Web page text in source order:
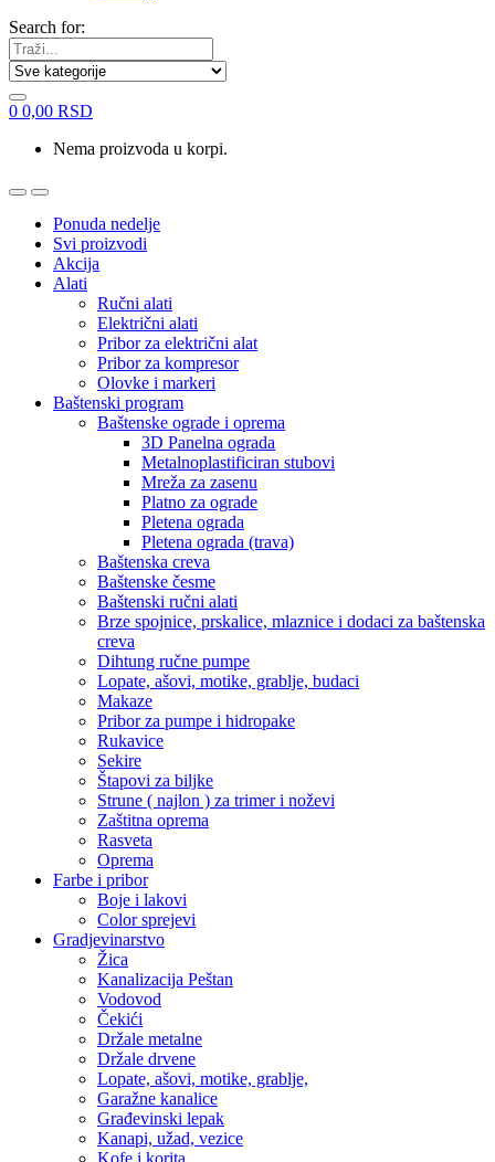
Search for:
0 0,00 RSD
Nema proizvoda u korpi.
Ponuda nedelje
Svi proizvodi
Akcija
Alati
Ručni alati
Električni alati
Pribor za električni alat
Pribor za kompresor
Olovke i markeri
Baštenski program
Baštenske ograde i oprema
3D Panelna ograda
Metalnoplastificiran stubovi
Mreža za zasenu
Platno za ograde
Pletena ograda
Pletena ograda (trava)
Baštenska creva
Baštenske česme
Baštenski ručni alati
Brze spojnice, prskalice, mlaznice i dodaci za baštenska
creva
Dihtung ručne pumpe
Lopate, ašovi, motike, grablje, budaci
Makaze
Pribor za pumpe i hidropake
Rukavice
Sekire
Štapovi za biljke
Strune ( najlon ) za trimer i noževi
Zaštitna oprema
Rasveta
Oprema
Farbe i pribor
Boje i lakovi
Color sprejevi
Gradjevinarstvo
Žica
Kanalizacija Peštan
Vodovod
Čekići
Držale metalne
Držale drvene
Lopate, ašovi, motike, grablje,
Garažne kanalice
Građevinski lepak
Kanapi, užad, vezice
Kofe i korita